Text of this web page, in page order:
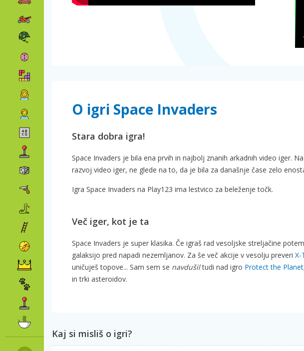
O igri Space Invaders
Stara dobra igra!
Space Invaders je bila ena prvih in najbolj znanih arkadnih video iger.
razvoj video iger, ne glede na to, da je bila za današnje čase zelo
Igra Space Invaders na Play123 ima lestvico za beleženje točk.
Več iger, kot je ta
Space Invaders je super klasika. Če igraš rad vesoljske streljačine
galaksijo pred napadi nezemljanov. Za še več akcije v vesolju preveri X-
uničuješ topove... Sam sem se navdušiltudi nad igro Protect the Planet
in trki asteroidov.
Kaj si misliš o igri?